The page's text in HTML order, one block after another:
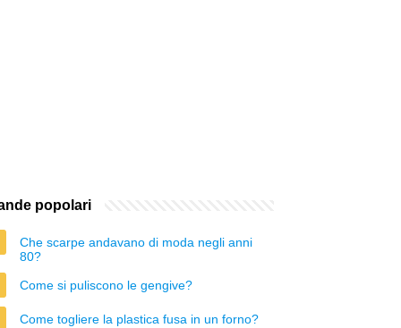
popolari
Che scarpe andavano di moda negli anni
80?
Come si puliscono le gengive?
Come togliere la plastica fusa in un forno?